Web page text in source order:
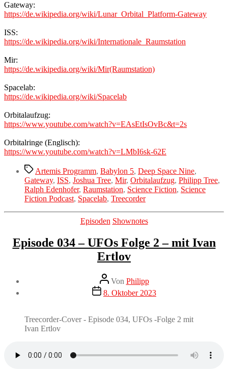
Gateway:
https://de.wikipedia.org/wiki/Lunar_Orbital_Platform-Gateway
ISS:
https://de.wikipedia.org/wiki/Internationale_Raumstation
Mir:
https://de.wikipedia.org/wiki/Mir(Raumstation)
Spacelab:
https://de.wikipedia.org/wiki/Spacelab
Orbitalaufzug:
https://www.youtube.com/watch?v=EAsEtIsOvBc&t=2s
Orbitalringe (Englisch):
https://www.youtube.com/watch?v=LMbI6sk-62E
Schlagwörter
Artemis Programm, Babylon 5, Deep Space Nine,
Gateway, ISS, Joshua Tree, Mir, Orbitalaufzug, Philipp Tree,
Ralph Edenhofer, Raumstation, Science Fiction, Science
Fiction Podcast, Spacelab, Treecorder
Kategorien
Episoden Shownotes
Episode 034 – UFOs Folge 2 – mit Ivan
Ertlov
Beitragsautor
Von Philipp
Veröffentlichungsdatum
8. Oktober 2023
Treecorder-Cover - Episode 034, UFOs -Folge 2 mit
Ivan Ertlov